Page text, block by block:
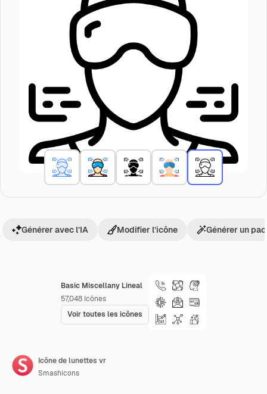
Basic Miscellany Lineal
57,048 Icônes
Voir toutes les icônes
Générer avec l’IA Modifier l’icône Générer un
Icône de lunettes vr
Smashicons